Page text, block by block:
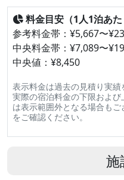
料金目安（1人1泊あ
参考料金帯：¥5,667〜
中央料金帯：¥7,089〜
中央値：¥8,450
表示料金は過去の見積り実績
実際の宿泊料金の下限およ
は表示範囲外となる場合も
をご確認ください。
施